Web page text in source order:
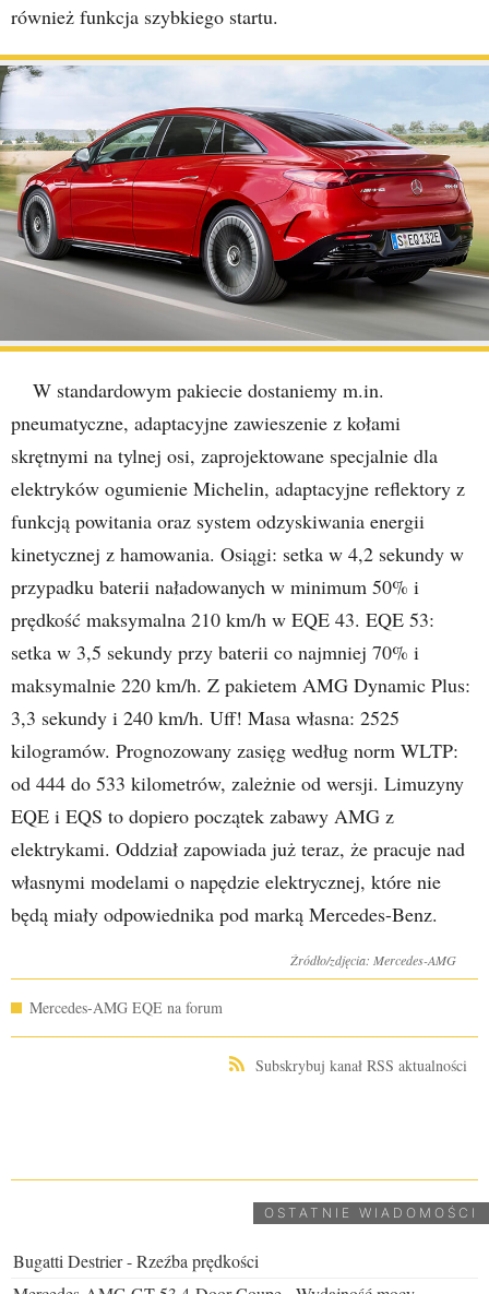
również funkcja szybkiego startu.
W standardowym pakiecie dostaniemy m.in.
pneumatyczne, adaptacyjne zawieszenie z kołami
skrętnymi na tylnej osi, zaprojektowane specjalnie dla
elektryków ogumienie Michelin, adaptacyjne reflektory z
funkcją powitania oraz system odzyskiwania energii
kinetycznej z hamowania. Osiągi: setka w 4,2 sekundy w
przypadku baterii naładowanych w minimum 50% i
prędkość maksymalna 210 km/h w EQE 43. EQE 53:
setka w 3,5 sekundy przy baterii co najmniej 70% i
maksymalnie 220 km/h. Z pakietem AMG Dynamic Plus:
3,3 sekundy i 240 km/h. Uff! Masa własna: 2525
kilogramów. Prognozowany zasięg według norm WLTP:
od 444 do 533 kilometrów, zależnie od wersji. Limuzyny
EQE i EQS to dopiero początek zabawy AMG z
elektrykami. Oddział zapowiada już teraz, że pracuje nad
własnymi modelami o napędzie elektrycznej, które nie
będą miały odpowiednika pod marką Mercedes-Benz.
Źródło/zdjęcia: Mercedes-AMG
Mercedes-AMG EQE na forum
Subskrybuj kanał RSS aktualności
OSTATNIE WIADOMOŚCI
Bugatti Destrier - Rzeźba prędkości